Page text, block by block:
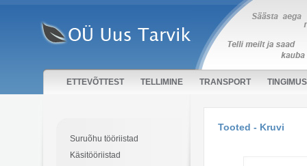
ETTEVÕTTEST TELLIMINE TRANSPORT
Suruõhu tööriistad
Käsitööriistad
Tooted - Kruvi